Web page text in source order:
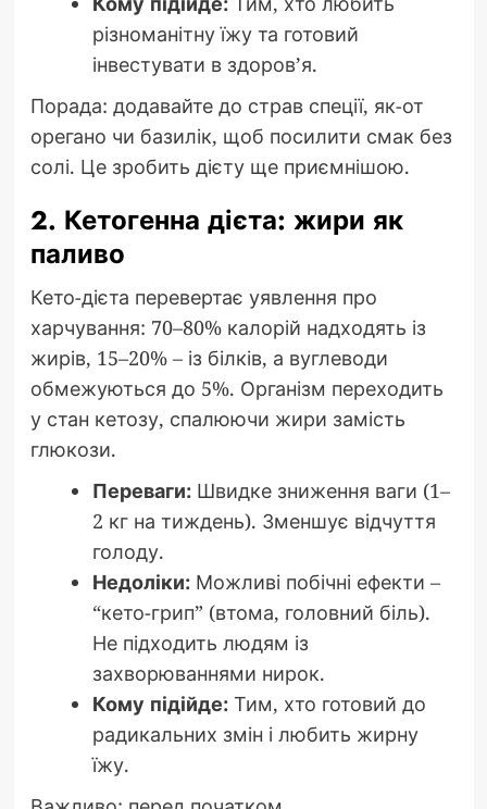
різноманітну їжу та готовий
інвестувати в здоров’я.
Порада: додавайте до страв спеції, як-от
орегано чи базилік, щоб посилити смак без
солі. Це зробить дієту ще приємнішою.
2. Кетогенна дієта: жири як
паливо
Кето-дієта перевертає уявлення про
харчування: 70–80% калорій надходять із
жирів, 15–20% – із білків, а вуглеводи
обмежуються до 5%. Організм переходить
у стан кетозу, спалюючи жири замість
глюкози.
Переваги:Швидке зниження ваги (1–
2 кг на тиждень). Зменшує відчуття
голоду.
Недоліки:Можливі побічні ефекти –
“кето-грип” (втома, головний біль).
Не підходить людям із
захворюваннями нирок.
Кому підійде:Тим, хто готовий до
радикальних змін і любить жирну
їжу.